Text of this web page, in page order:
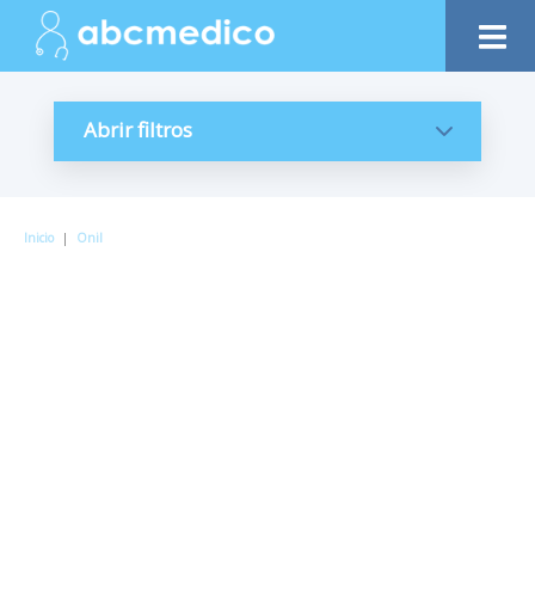
Abrir filtros
Inicio | Onil